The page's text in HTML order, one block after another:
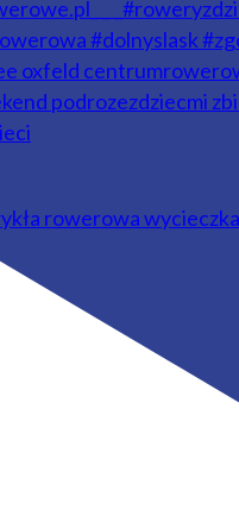
rowerowa